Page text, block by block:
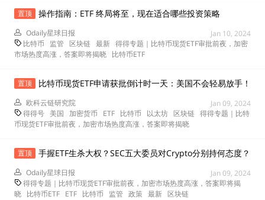
置顶 操作指南：ETF 终局将至，现在适合哪些投资策略
Odaily星球日报
Jan 10, 2024
比特币
监管 区块链 最新 得得专题｜比特币现货ETF审批前夜，加密
市场热度高涨，答案即将揭晓 比特币ETF
置顶 比特币现货ETF申请获批倒计时一天：美国不会轻易放手！
欧科云链研究院
Jan 09, 2024
得得号 美国 加密货币 ETF 比特币 以太坊 区块链 得得专题｜比特
币现货ETF审批前夜，加密市场热度高涨，答案即将揭晓
置顶 手握ETF生杀大权？SEC五大委员对Crypto分别持何态度？
Odaily星球日报
Jan 09, 2024
得得专题｜比特币现货ETF审批前夜，加密市场热度高涨，答案即将揭
晓 比特币ETF ETF 比特币 监管 政策 最新 区块链